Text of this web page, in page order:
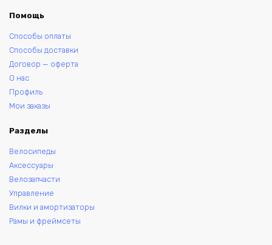
Помощь
Способы оплаты
Способы доставки
Договор — оферта
О нас
Профиль
Мои заказы
Разделы
Велосипеды
Аксессуары
Велозапчасти
Управление
Вилки и амортизаторы
Рамы и фреймсеты